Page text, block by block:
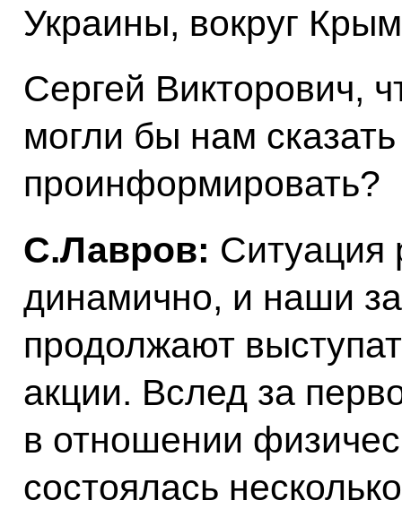
Украины, вокруг
Сергей Викторович,
могли бы нам
проинформировать?
С.Лавров: Ситуация
динамично, и наши
продолжают
акции. Вслед за
в отношении
состоялась